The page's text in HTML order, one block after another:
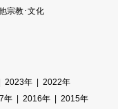
宗教･文化
2023年
2022年
年 2016年
2015年